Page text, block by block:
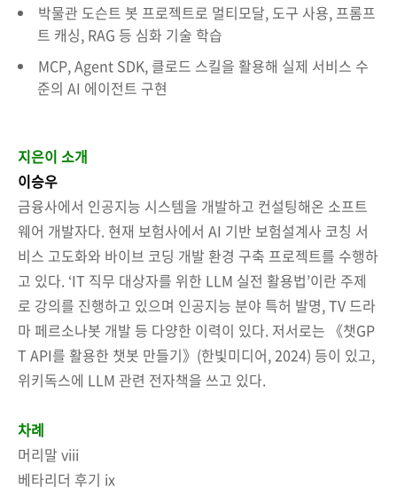
박물관 도슨트 봇 프로젝트로 멀티모달, 도구 사용, 프롬프
트 캐싱, RAG 등 심화 기술 학습
MCP, Agent SDK, 클로드 스킬을 활용해 실제 서비스 수
준의 AI 에이전트 구현
지은이 소개
이승우
금융사에서 인공지능 시스템을 개발하고 컨설팅해온 소프트
웨어 개발자다. 현재 보험사에서 AI 기반 보험설계사 코칭 서
비스 고도화와 바이브 코딩 개발 환경 구축 프로젝트를 수행하
고 있다. ‘IT 직무 대상자를 위한 LLM 실전 활용법’이란 주제
로 강의를 진행하고 있으며 인공지능 분야 특허 발명, TV 드라
마 페르소나봇 개발 등 다양한 이력이 있다. 저서로는 《챗GP
T API를 활용한 챗봇 만들기》(한빛미디어, 2024) 등이 있고,
위키독스에 LLM 관련 전자책을 쓰고 있다.
차례
머리말 viii
베타리더 후기 ix